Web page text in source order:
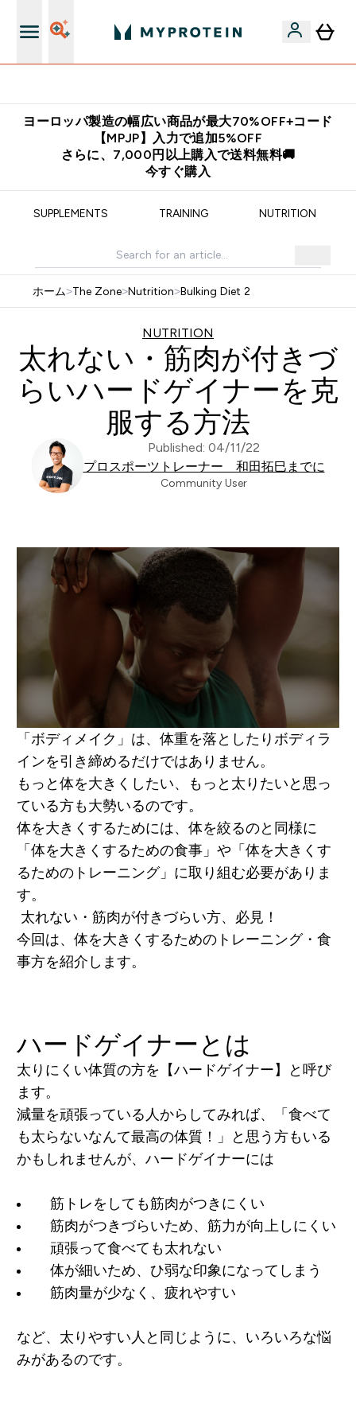
ヨーロッパ製造の幅広い商品が最大70%OFF+コード
【MPJP】入力で追加5%OFF
さらに、7,000円以上購入で送料無料🚚
今すぐ購入
SUPPLEMENTS TRAINING NUTRITION
ホーム>The Zone>Nutrition>Bulking Diet 2
NUTRITION
太れない・筋肉が付きづ
らいハードゲイナーを克
服する方法
Published: 04/11/22
プロスポーツトレーナー 和田拓巳までに
Community User
「ボディメイク」は、体重を落としたりボディラ
インを引き締めるだけではありません。
もっと体を大きくしたい、もっと太りたいと思っ
ている方も大勢いるのです。
体を大きくするためには、体を絞るのと同様に
「体を大きくするための食事」や「体を大きくす
るためのトレーニング」に取り組む必要がありま
す。
太れない・筋肉が付きづらい方、必見！
今回は、体を大きくするためのトレーニング・食
事方を紹介します。
ハードゲイナーとは
太りにくい体質の方を 【ハードゲイナー】
と呼び
ます。
減量を頑張っている人からしてみれば、「食べて
も太らないなんて最高の体質！」と思う方もいる
かもしれませんが、ハードゲイナーには
筋トレをしても筋肉がつきにくい
筋肉がつきづらいため、筋力が向上しにくい
頑張って食べても太れない
体が細いため、ひ弱な印象になってしまう
筋肉量が少なく、疲れやすい
など、太りやすい人と同じように、いろいろな悩
みがあるのです。